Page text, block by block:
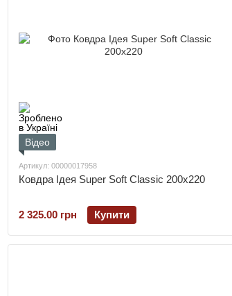
Відео
Артикул: 00000017958
Ковдра Ідея Super Soft Classic 200х220
2 325.00 грн Купити